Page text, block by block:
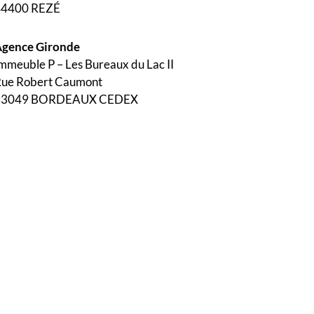
REZÉ
Gironde
P – Les Bureaux du Lac II
Robert Caumont
BORDEAUX CEDEX